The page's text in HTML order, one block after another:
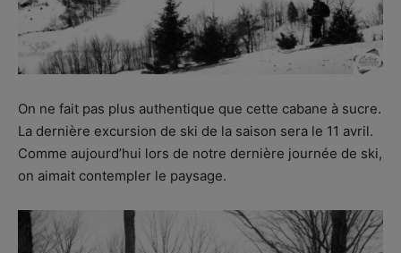
On ne fait pas plus authentique que cette cabane à sucre.
La dernière excursion de ski de la saison sera le 11 avril.
Comme aujourd’hui lors de notre dernière journée de ski,
on aimait contempler le paysage.